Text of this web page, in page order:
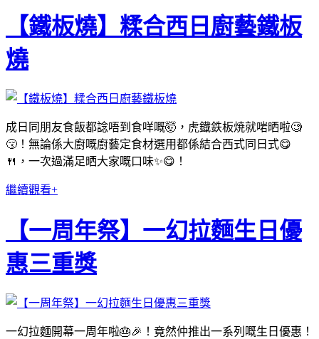
【鐵板燒】糅合西日廚藝鐵板
燒
成日同朋友食飯都諗唔到食咩嘅🤯，虎鐡鉄板焼就啱晒啦🧐
😚！無論係大廚嘅廚藝定食材選用都係結合西式同日式😋
🍴，一次過滿足晒大家嘅口味✨😋！
繼續觀看+
【一周年祭】一幻拉麵生日優
惠三重獎
一幻拉麵開幕一周年啦🎂🎉！竟然仲推出一系列嘅生日優惠！